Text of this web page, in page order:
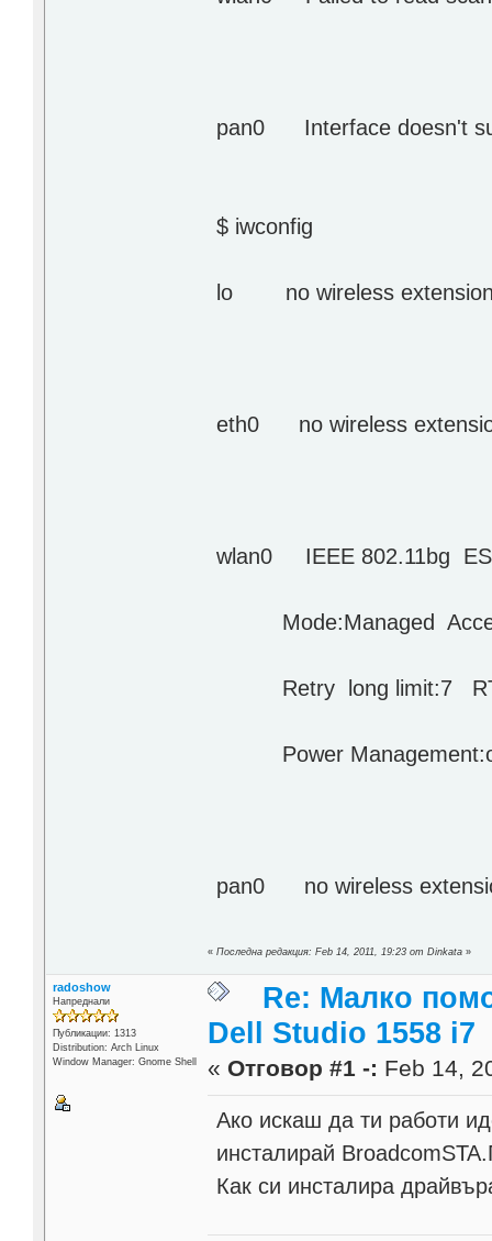
pan0 Interface doesn't
$ iwconfig
lo no wireless
eth0 no wireless
wlan0 IEEE 802.11bg
Mode:Managed
Retry long limit:7
Power
pan0 no wireless
«Последна редакция: Feb 14, 2011, 19:23 от Dinkata »
radoshow
Напреднали
Публикации: 1313
Distribution: Arch Linux
Window Manager: Gnome Shell
Re: Малко
Dell Studio 1558 i7
« Отговор #1 -: Feb 14,
Ако искаш да ти работи
инсталирай
Как си инсталира